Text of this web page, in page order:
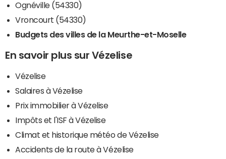
Ognéville (54330)
Vroncourt (54330)
Budgets des villes de la Meurthe-et-Moselle
En savoir plus sur Vézelise
Vézelise
Salaires à Vézelise
Prix immobilier à Vézelise
Impôts et l'ISF à Vézelise
Climat et historique météo de Vézelise
Accidents de la route à Vézelise